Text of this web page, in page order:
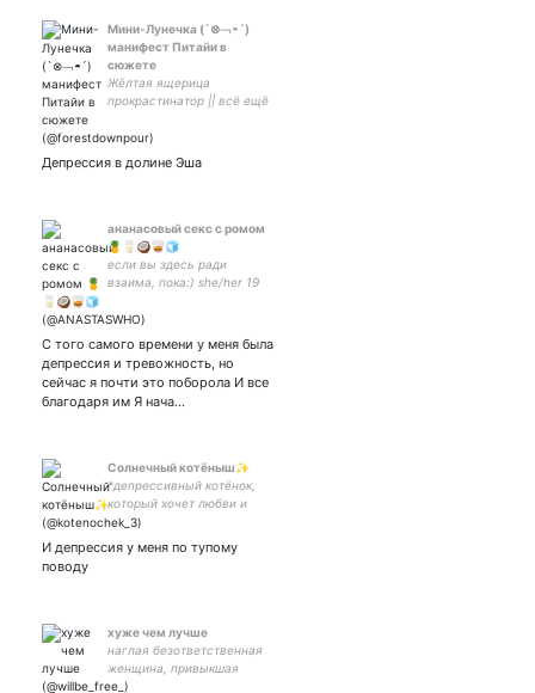
Мини-Лунечка (`⊗﹁◓´)
манифест Питайи в
сюжете
Жёлтая ящерица
прокрастинатор || всё ещё
Депрессия в долине Эша
ананасовый секс с ромом
🍍🥛🥥🥃🧊
если вы здесь ради
взаима, пока:) she/her 19
inst: art_nessia tt:nessia_art
С того самого времени у меня была
депрессия и тревожность, но
сейчас я почти это поборола И все
благодаря им Я нача…
Солнечный котёныш✨
*депрессивный котёнок,
который хочет любви и
ласки🥺💔
И депрессия у меня по тупому
поводу
хуже чем лучше
наглая безответственная
женщина, привыкшая
афишировать каждый свой